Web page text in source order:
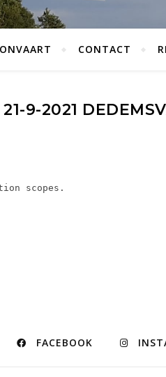
CONTACT
9-2021
scopes.
FACEBOOK